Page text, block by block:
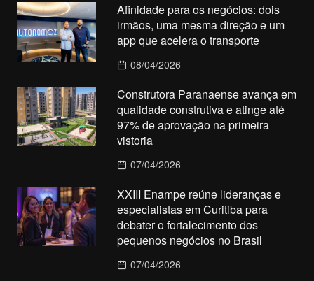
Afinidade para os negócios: dois
irmãos, uma mesma direção e um
app que acelera o transporte
08/04/2026
Construtora Paranaense avança em
qualidade construtiva e atinge até
97% de aprovação na primeira
vistoria
07/04/2026
XXIII Enampe reúne lideranças e
especialistas em Curitiba para
debater o fortalecimento dos
pequenos negócios no Brasil
07/04/2026